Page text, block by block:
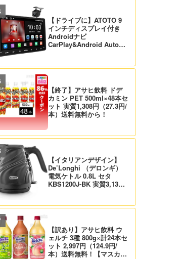
【ドライブに】ATOTO 9
インチディスプレイ付き
Androidナビ
CarPlay&Android Auto対
【終了】アサヒ飲料 ドデ
カミン PET 500ml×48本セ
ット 実質1,308円（27.3円/
本）送料無料から！
【イタリアンデザイン】
De’Longhi （デロンギ）
電気ケトル 0.8L セタ
KBS1200J-BK 実質3,132
【訳あり】アサヒ飲料 ウ
ェルチ 3種 800g×計24本セ
ット 2,997円（124.9円/
本）送料無料！【マスカッ